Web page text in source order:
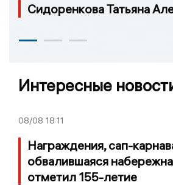
Сидоренкова Татьяна
Интересные
08/08 18:11
Награждения, сап-
обвалившаяся
отметил 155-летие